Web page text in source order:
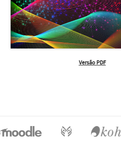
Versão PDF